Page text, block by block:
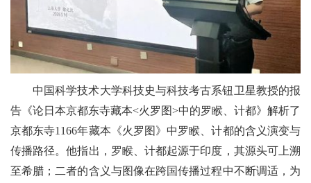
中国科学技术大学科技史与科技考古系钮卫星教授的报
告《论日本京都东寺藏本<火罗图 >中的罗睺、计都》解析了
京都东寺1166年藏本《火罗图》中罗睺、计都的含义演变与
传播路径。他指出，罗睺、计都起源于印度，其源头可上溯
至希腊；二者的含义与图像在跨国传播过程中不断调适，为